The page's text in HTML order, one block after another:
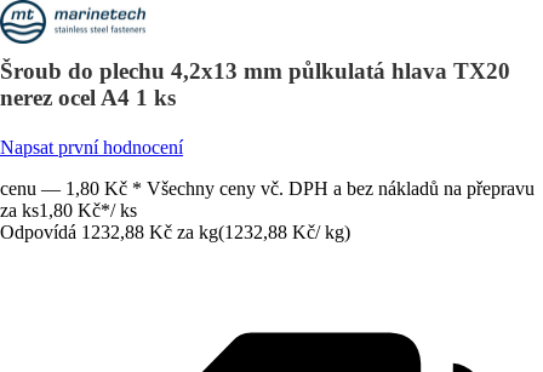
Šroub do plechu 4,2x13 mm půlkulatá hlava TX20
nerez ocel A4 1 ks
Napsat první hodnocení
cenu — 1,80 Kč * Všechny ceny vč. DPH a bez nákladů na přepravu
za ks1,80 Kč*/ ks
Odpovídá 1232,88 Kč za kg(1232,88 Kč/ kg)